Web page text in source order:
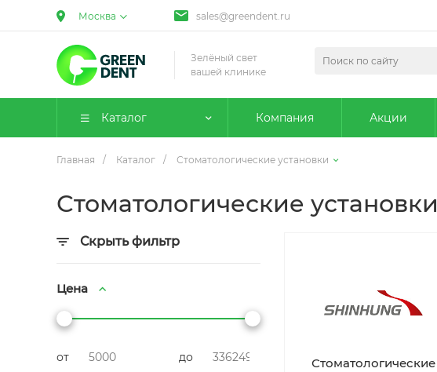
Москва sales@greendent.ru
Зелёный свет
вашей клинике
Каталог Компания Акции
Главная / Каталог / Стоматологические установки
Стоматологические установки
Скрыть фильтр
Цена
от до
Стоматологические